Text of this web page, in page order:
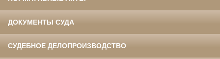
ДОКУМЕНТЫ СУДА
СУДЕБНОЕ ДЕЛОПРОИЗВОДСТВО